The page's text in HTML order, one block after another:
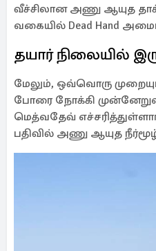
வீச்சிலான அணு ஆயுத
வகையில் Dead Hand
தயார் நிலையில்
மேலும், ஒவ்வொரு
போரை நோக்கி
மெத்வதேவ்
பதிவில் அணு ஆயுத